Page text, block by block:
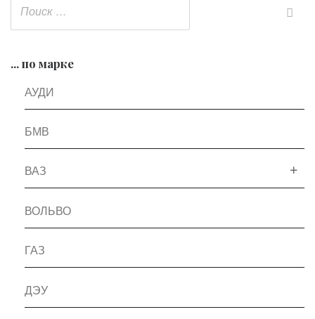
... по марке
АУДИ
БМВ
ВАЗ
ВОЛЬВО
ГАЗ
ДЭУ